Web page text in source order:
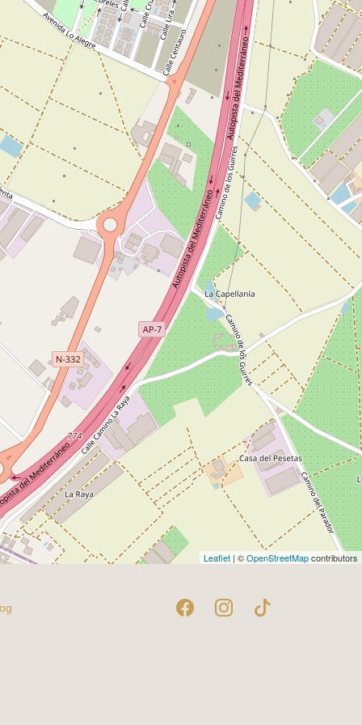
Leaflet | ©OpenStreetMapcontributors